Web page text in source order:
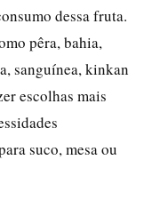
dessa fruta.
pêra, bahia,
sanguínea, kinkan
escolhas mais
suco, mesa ou